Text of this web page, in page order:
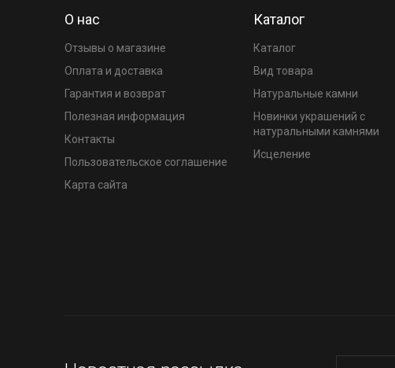
О нас
Отзывы о магазине
Оплата и доставка
Гарантия и возврат
Полезная информация
Контакты
Пользовательское соглашение
Карта сайта
Каталог
Каталог
Вид товара
Натуральные камни
Новинки украшений с
натуральными камнями
Исцеление